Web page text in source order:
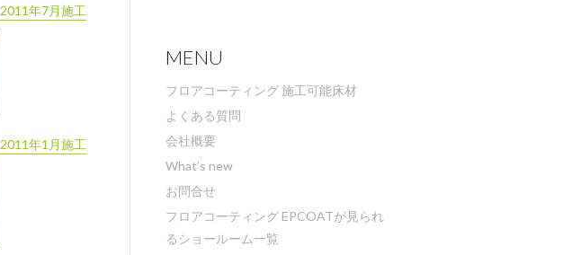
2011年7月施工
2011年1月施工
MENU
フロアコーティング 施工可能床材
よくある質問
会社概要
What’s new
お問合せ
フロアコーティング EPCOATが見られ
るショールーム一覧